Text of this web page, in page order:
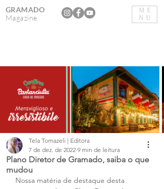
ME
NU
GRAMADO
Magazine
Plano Diretor de Gramado, saiba o que
mudou
Tela Tomazeli | Editora
7 de dez. de 2022 9 min de leitura
Nossa matéria de destaque desta